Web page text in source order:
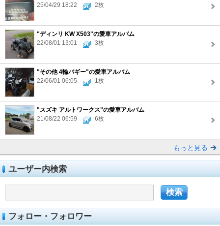
25/04/29 18:22
2枚
"ディンリ KW X503"の愛車アルバム
22/08/01 13:01
3枚
"その他 4輪バギー"の愛車アルバム
22/06/01 06:05
1枚
"スズキ アルトワークス"の愛車アルバム
21/08/22 06:59
6枚
もっと見る
ユーザー内検索
フォロー・フォロワー